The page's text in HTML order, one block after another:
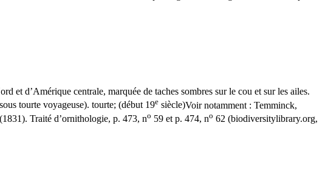
et d’Amérique centrale, marquée de taches sombres sur le cou et sur les ailes.
tourte voyageuse). tourte; (début 19e siècle)Voir notamment : Temminck,
Traité d’ornithologie, p. 473, no 59 et p. 474, no 62 (biodiversitylibrary.org,